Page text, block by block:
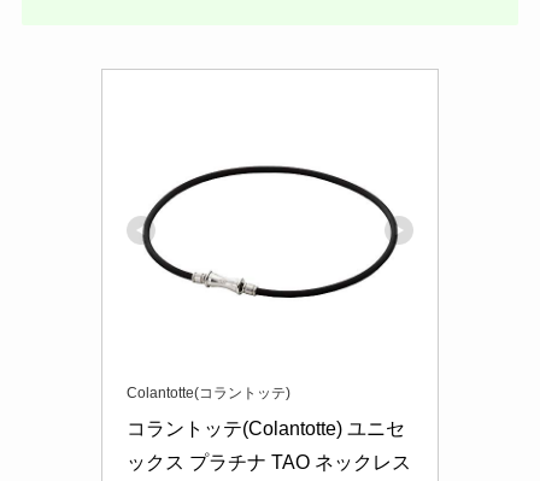
Colantotte(コラントッテ)
コラントッテ(Colantotte) ユニセ
ックス プラチナ TAO ネックレス